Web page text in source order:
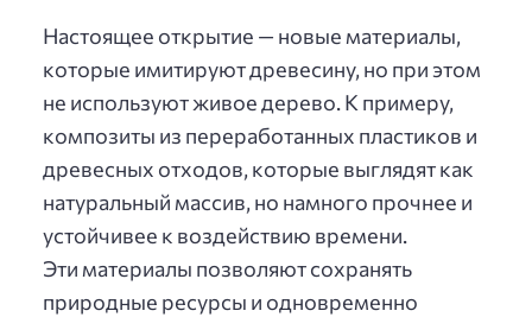
Настоящее открытие — новые материалы,
которые имитируют древесину, но при этом
не используют живое дерево. К примеру,
композиты из переработанных пластиков и
древесных отходов, которые выглядят как
натуральный массив, но намного прочнее и
устойчивее к воздействию времени.
Эти материалы позволяют сохранять
природные ресурсы и одновременно